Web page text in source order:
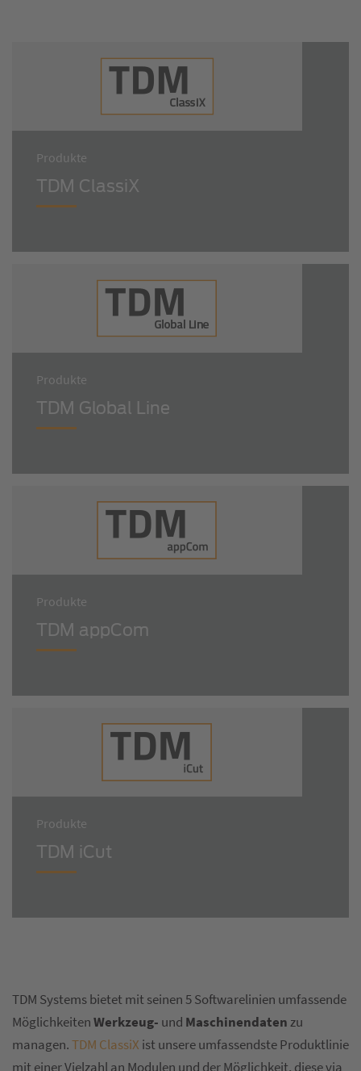
Produkte
TDM ClassiX
Produkte
TDM Global Line
Produkte
TDM appCom
Produkte
TDM iCut
TDM Systems bietet mit seinen 5 Softwarelinien umfassende
MöglichkeitenWerkzeug- und Maschinendatenzu
managen.TDM ClassiX ist unsere umfassendste Produktlinie
mit einer Vielzahl an Modulen und der Möglichkeit, diese via